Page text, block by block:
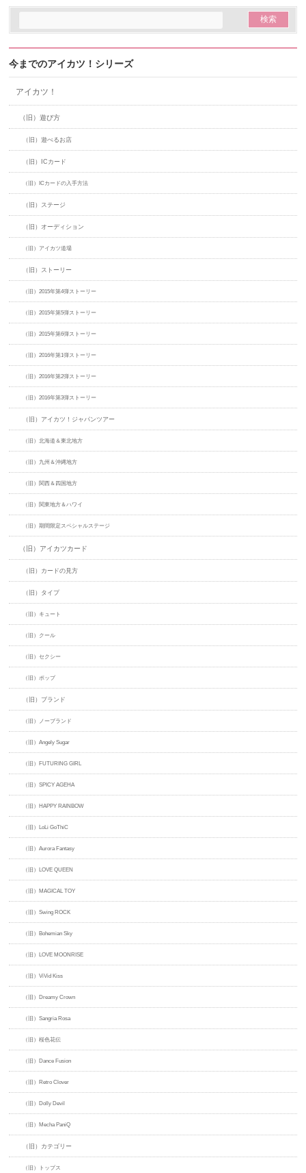
今までのアイカツ！シリーズ
アイカツ！
（旧）遊び方
（旧）遊べるお店
（旧）ICカード
（旧）ICカードの入手方法
（旧）ステージ
（旧）オーディション
（旧）アイカツ道場
（旧）ストーリー
（旧）2015年第4弾ストーリー
（旧）2015年第5弾ストーリー
（旧）2015年第6弾ストーリー
（旧）2016年第1弾ストーリー
（旧）2016年第2弾ストーリー
（旧）2016年第3弾ストーリー
（旧）アイカツ！ジャパンツアー
（旧）北海道＆東北地方
（旧）九州＆沖縄地方
（旧）関西＆四国地方
（旧）関東地方＆ハワイ
（旧）期間限定スペシャルステージ
（旧）アイカツカード
（旧）カードの見方
（旧）タイプ
（旧）キュート
（旧）クール
（旧）セクシー
（旧）ポップ
（旧）ブランド
（旧）ノーブランド
（旧）Angely Sugar
（旧）FUTURING GIRL
（旧）SPICY AGEHA
（旧）HAPPY RAINBOW
（旧）LoLi GoThiC
（旧）Aurora Fantasy
（旧）LOVE QUEEN
（旧）MAGICAL TOY
（旧）Swing ROCK
（旧）Bohemian Sky
（旧）LOVE MOONRISE
（旧）ViVid Kiss
（旧）Dreamy Crown
（旧）Sangria Rosa
（旧）桜色花伝
（旧）Dance Fusion
（旧）Retro Clover
（旧）Dolly Devil
（旧）Mecha PaniQ
（旧）カテゴリー
（旧）トップス